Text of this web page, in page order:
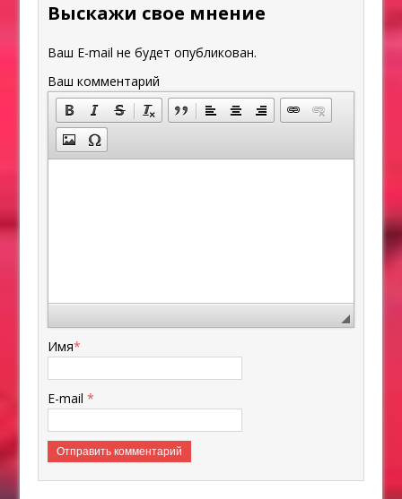
Выскажи свое мнение
Ваш E-mail не будет опубликован.
Ваш комментарий
Имя*
E-mail*